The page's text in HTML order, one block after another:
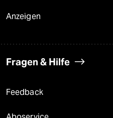
Anzeigen
Fragen & Hilfe
Feedback